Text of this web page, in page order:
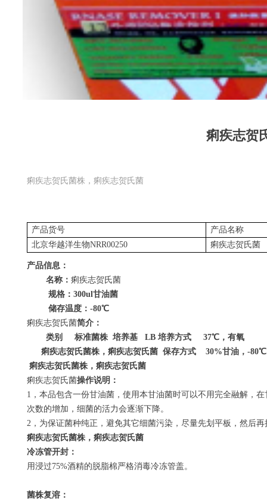
痢疾志贺
痢疾志贺氏菌株，痢疾志贺氏菌
产品货号
产品名称
北京华越洋生物NRR00250 痢疾志贺氏菌
产品信息：
名称： 痢疾志贺氏菌
规格： 300ul甘油菌
储存温度： -80℃
痢疾志贺氏菌简介：
类别
标准菌株 培养基 LB 培养方式 37℃ ，有氧
痢疾志贺氏菌株，痢疾志贺氏菌 保存方式 30%甘油， -80℃
痢疾志贺氏菌株，痢疾志贺氏菌
痢疾志贺氏菌操作说明：
1 ，本品包含一份甘油菌，使用本甘油菌时可以不用完全融解，
次数的增加，细菌的活力会逐渐下降。
2 ，为保证菌种纯正，避免其它细菌污染，尽量先划平板，然后
痢疾志贺氏菌株，痢疾志贺氏菌
冷冻管开封：
用浸过75%酒精的脱脂棉严格消毒冷冻管盖。
菌株复溶：